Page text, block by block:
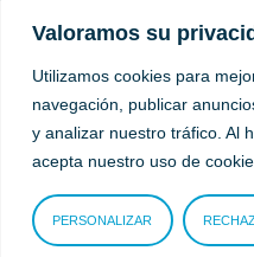
Valoramos su
Utilizamos cookies para
navegación, publicar
y analizar nuestro tráfico. Al
acepta nuestro uso de
PERSONALIZAR
Contacto
Adity Seguros – Mapa del